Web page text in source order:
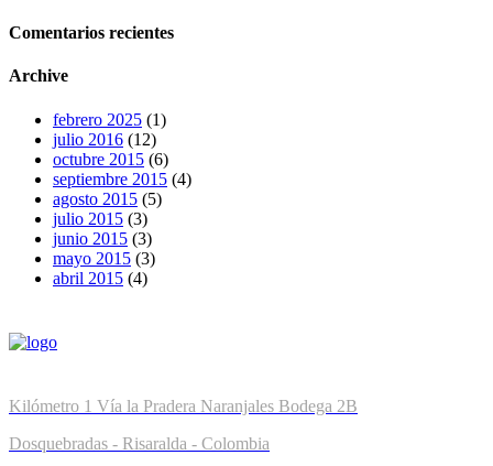
Comentarios recientes
Archive
febrero 2025 (1)
julio 2016 (12)
octubre 2015 (6)
septiembre 2015 (4)
agosto 2015 (5)
julio 2015 (3)
junio 2015 (3)
mayo 2015 (3)
abril 2015 (4)
Kilómetro 1 Vía la Pradera Naranjales Bodega 2B
Dosquebradas - Risaralda - Colombia